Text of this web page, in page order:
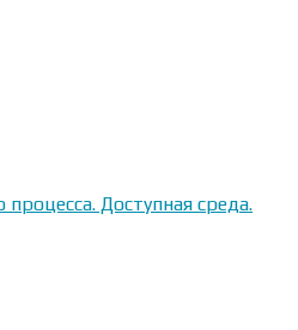
Доступная среда.